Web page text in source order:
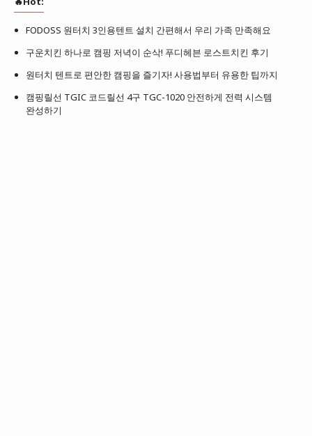
FODOSS 원터치 3인용텐트 설치 간편해서 우리 가족 만족해요
구운치킨 하나로 캠핑 저녁이 순삭! 푸디헤븐 로스트치킨 후기
원터치 텐트로 편안한 캠핑을 즐기자! 사용법부터 유용한 팁까지
캠핑릴선 TGIC 코드릴선 4구 TGC-1020 안전하게 전력 시스템
완성하기